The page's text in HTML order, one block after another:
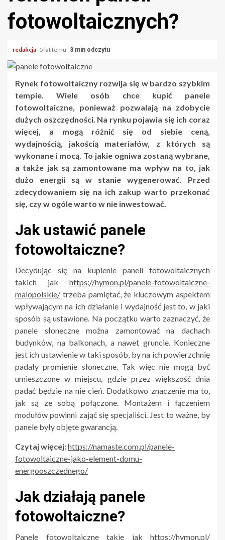
fotowoltaicznych?
redakcja 5 lat temu 3 min odczytu
Rynek fotowoltaiczny rozwija się w bardzo szybkim
tempie. Wiele osób chce kupić panele
fotowoltaiczne, ponieważ pozwalają na zdobycie
dużych oszczędności. Na rynku pojawia się ich coraz
więcej, a mogą różnić się od siebie ceną,
wydajnością, jakością materiałów, z których są
wykonane i mocą. To jakie ogniwa zostaną wybrane,
a także jak są zamontowane ma wpływ na to, jak
dużo energii są w stanie wygenerować. Przed
zdecydowaniem się na ich zakup warto przekonać
się, czy w ogóle warto w nie inwestować.
Jak ustawić panele
fotowoltaiczne?
Decydując się na kupienie paneli fotowoltaicznych
takich jak https://hymon.pl/panele-fotowoltaiczne-
malopolskie/ trzeba pamiętać, że kluczowym aspektem
wpływającym na ich działanie i wydajność jest to, w jaki
sposób są ustawione. Na początku warto zaznaczyć, że
panele słoneczne można zamontować na dachach
budynków, na balkonach, a nawet gruncie. Konieczne
jest ich ustawienie w taki sposób, by na ich powierzchnię
padały promienie słoneczne. Tak więc nie mogą być
umieszczone w miejscu, gdzie przez większość dnia
padać będzie na nie cień. Dodatkowo znaczenie ma to,
jak są ze sobą połączone. Montażem i łączeniem
modułów powinni zająć się specjaliści. Jest to ważne, by
panele były objęte gwarancją.
Czytaj więcej:https://namaste.com.pl/panele-
fotowoltaiczne-jako-element-domu-
energooszczednego/
Jak działają panele
fotowoltaiczne?
Panele fotowoltaiczne takie jak https://hymon.pl/